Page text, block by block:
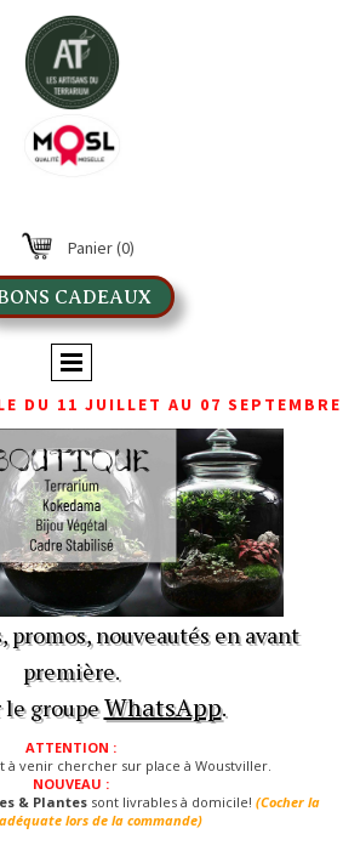
Panier(0)
CADEAUX
DU 11 JUILLET AU 07 SEPTEMBRE
promos, nouveautés en avant
première.
le groupeWhatsApp.
ATTENTION :
à venir chercher sur place à Woustviller.
NOUVEAU :
& Plantessont livrables à domicile! (Cocher la
lors de la commande)